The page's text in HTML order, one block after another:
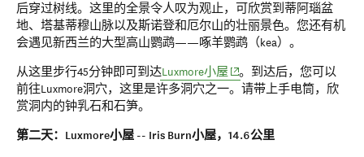
后穿过树线。这里的全景令人叹为观止，可欣赏到蒂阿瑙盆
地、塔基蒂穆山脉以及斯诺登和厄尔山的壮丽景色。您还有机
会遇见新西兰的大型高山鹦鹉——啄羊鹦鹉（kea）。
从这里步行45分钟即可到达Luxmore小屋 (opens in new window)
。到达后，您可以
前往Luxmore洞穴，这里是许多洞穴之一。请带上手电筒，欣
赏洞内的钟乳石和石笋。
第二天：Luxmore小屋 -- Iris Burn小屋，14.6公里